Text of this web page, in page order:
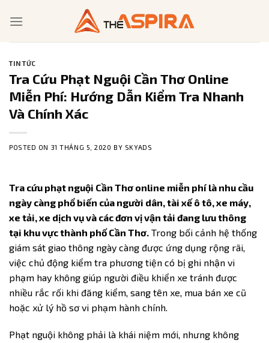
TIN TỨC
Tra Cứu Phạt Nguội Cần Thơ Online
Miễn Phí: Hướng Dẫn Kiểm Tra Nhanh
Và Chính Xác
POSTED ON 31 THÁNG 5, 2020 BY SKYADS
Tra cứu phạt nguội Cần Thơ online miễn phí là nhu cầu
ngày càng phổ biến của người dân, tài xế ô tô, xe máy,
xe tải, xe dịch vụ và các đơn vị vận tải đang lưu thông
tại khu vực thành phố Cần Thơ. Trong bối cảnh hệ thống
giám sát giao thông ngày càng được ứng dụng rộng rãi,
việc chủ động kiểm tra phương tiện có bị ghi nhận vi
phạm hay không giúp người điều khiển xe tránh được
nhiều rắc rối khi đăng kiểm, sang tên xe, mua bán xe cũ
hoặc xử lý hồ sơ vi phạm hành chính.
Phạt nguội không phải là khái niệm mới, nhưng không